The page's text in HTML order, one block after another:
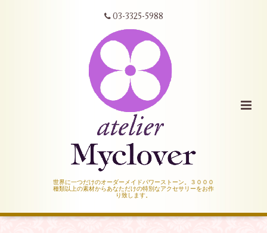
03-3325-5988
世界に一つだけのオーダーメイドパワーストーン。３０００
種類以上の素材からあなただけの特別なアクセサリーをお作
り致します。